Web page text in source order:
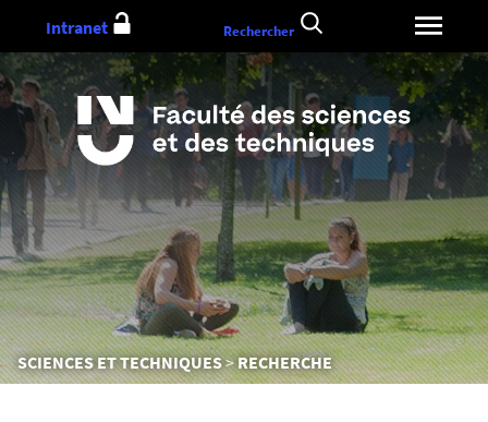
au
contenu
Vous
êtes
SCIENCES ET TECHNIQUES RECHERCHE
Intranet Rechercher